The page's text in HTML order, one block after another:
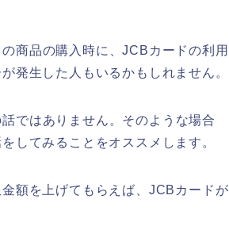
商品の購入時に、JCBカードの利用
発生した人もいるかもしれません。
ではありません。そのような場合
してみることをオススメします。
額を上げてもらえば、JCBカードが